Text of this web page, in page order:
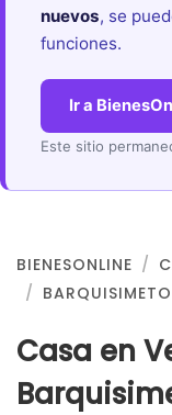
nuevos, se
funciones.
Ir a
Este sitio
BIENESONLINE
BARQUISIMETO
Casa en